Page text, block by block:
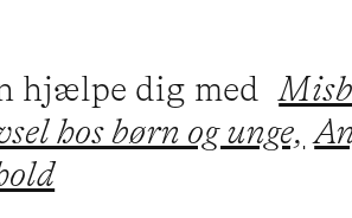
hjælpe dig med
hos børn og unge,